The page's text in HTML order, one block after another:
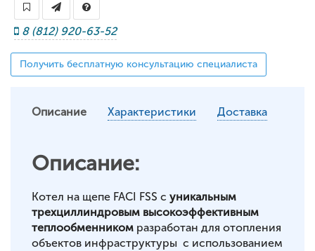
8 (812) 920-63-52
Получить бесплатную консультацию специалиста
Описание Характеристики Доставка
Описание:
Котел на щепе FACI FSS с уникальным
трехциллиндровым высокоэффективным
теплообменником разработан для отопления
объектов инфраструктуры с использованием